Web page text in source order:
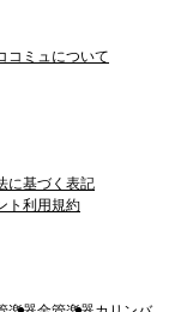
コミュについて
に基づく表記
ト利用規約